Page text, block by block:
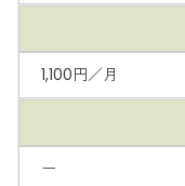
1,100円／月
ー